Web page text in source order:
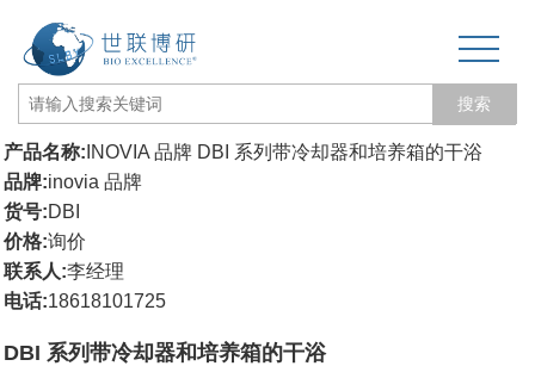
搜索
网站首页
产品名称: INOVIA 品牌 DBI 系列带冷却器和培养箱的干浴
品牌:inovia 品牌
货号:DBI
价格:询价
联系人:李经理
电话:18618101725
DBI 系列带冷却器和培养箱的干浴